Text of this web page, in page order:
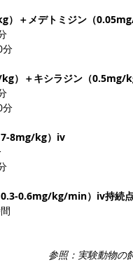
）＋メデトミジン（
kg）＋キシラジン（0.5mg/
7-8mg/kg）iv
0.3-0.6mg/kg/min）iv持続
参照：実験動物の